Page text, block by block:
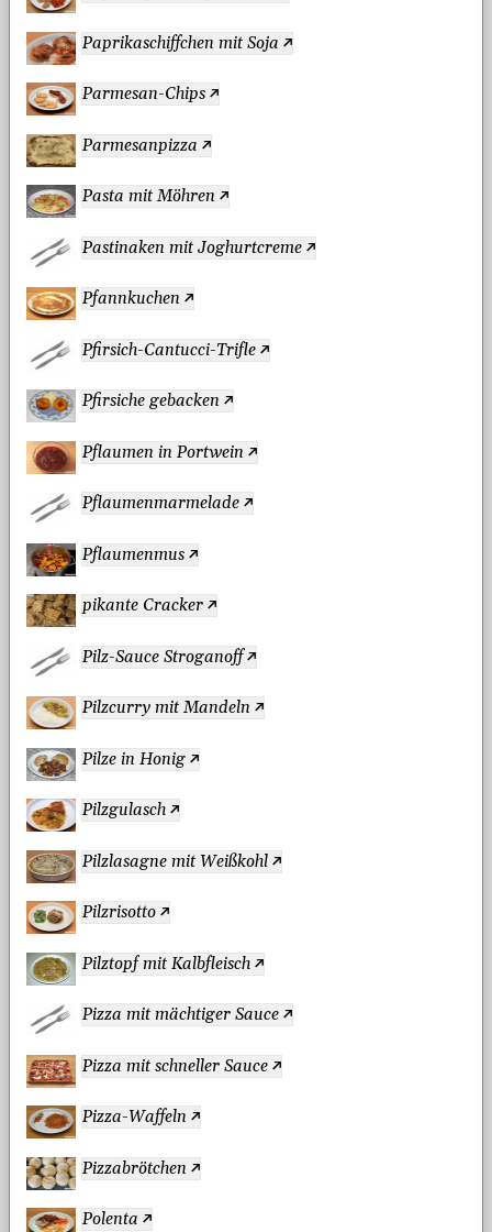
Paprikaschiffchen mit Soja
Parmesan-Chips
Parmesanpizza
Pasta mit Möhren
Pastinaken mit Joghurtcreme
Pfannkuchen
Pfirsich-Cantucci-Trifle
Pfirsiche gebacken
Pflaumen in Portwein
Pflaumenmarmelade
Pflaumenmus
pikante Cracker
Pilz-Sauce Stroganoff
Pilzcurry mit Mandeln
Pilze in Honig
Pilzgulasch
Pilzlasagne mit Weißkohl
Pilzrisotto
Pilztopf mit Kalbfleisch
Pizza mit mächtiger Sauce
Pizza mit schneller Sauce
Pizza-Waffeln
Pizzabrötchen
Polenta